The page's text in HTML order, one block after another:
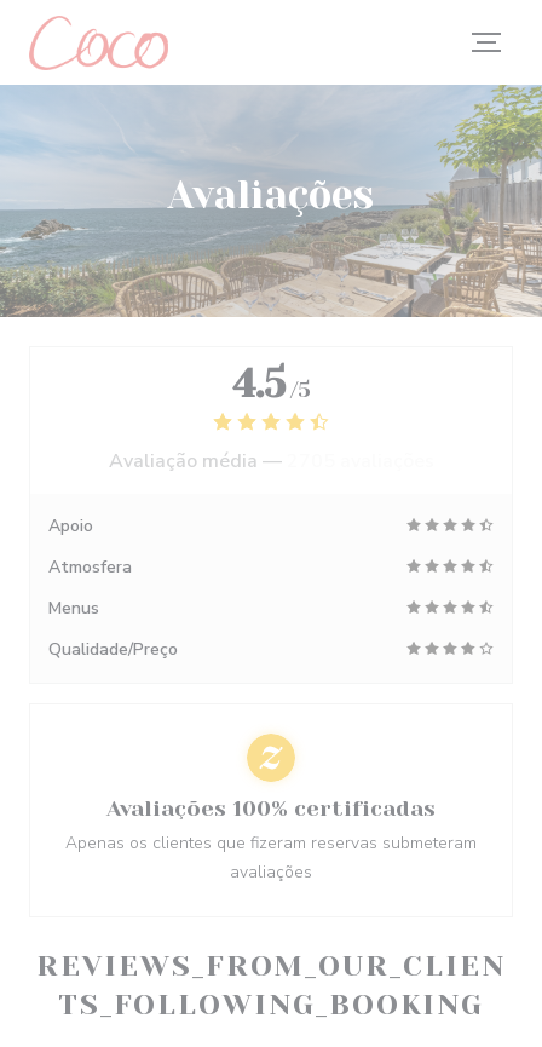
Painel de Gerenciamento de Cookies
Avaliações
REVIEWS_FROM_OUR_CLIEN
TS_FOLLOWING_BOOKING
4.5 /5
Avaliação média —
Apoio
Atmosfera
Menus
Qualidade/Preço
Avaliações 100% certificadas
Apenas os clientes que fizeram reservas submeteram
avaliações